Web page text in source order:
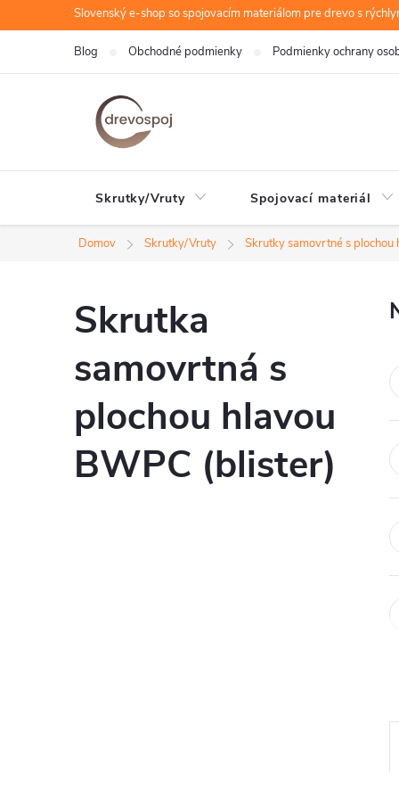
na
Slovenský e-shop so spojovacím materiálom pre drevo s
Blog Obchodné podmienky Podmienky ochrany
Skrutky/Vruty Spojovací materiál
Domov Skrutky/Vruty Skrutky samovrtné s plochou
Skrutka
samovrtná s
plochou hlavou
BWPC (blister)
a